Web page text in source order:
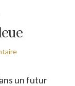
un futur